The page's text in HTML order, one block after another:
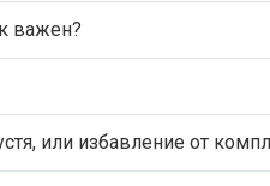
важен?
или избавление от